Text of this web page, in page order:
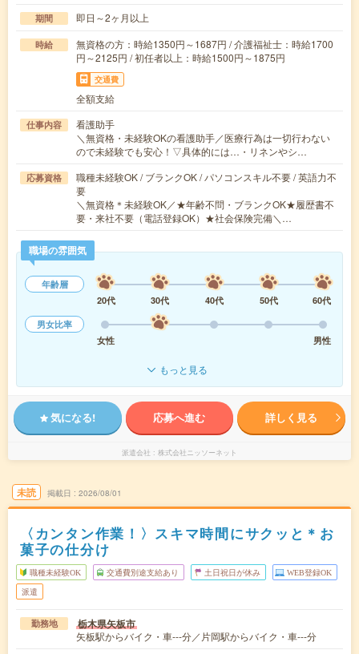
期間 即日～2ヶ月以上
時給
無資格の方：時給1350円～1687円 / 介護福祉士：時給1700
円～2125円 / 初任者以上：時給1500円～1875円
交通費
全額支給
仕事内容
看護助手
＼無資格・未経験OKの看護助手／医療行為は一切行わない
ので未経験でも安心！▽具体的には…・リネンやシ…
応募資格
職種未経験OK / ブランクOK / パソコンスキル不要 / 英語力不
要
＼無資格＊未経験OK／★年齢不問・ブランクOK★履歴書不
要・来社不要（電話登録OK）★社会保険完備＼…
職場の雰囲気
年齢層
20代
30代 40代 50代
60代
男女比率
女性
男性
もっと見る
気になる! 応募へ進む 詳しく見る
派遣会社 株式会社ニッソーネット
未読 掲載日 2026/08/01
〈カンタン作業！〉スキマ時間にサクッと＊お
菓子の仕分け
職種未経験OK 交通費別途支給あり 土日祝日が休み WEB登録OK
派遣
勤務地 栃木県矢板市
矢板駅からバイク・車---分／片岡駅からバイク・車---分